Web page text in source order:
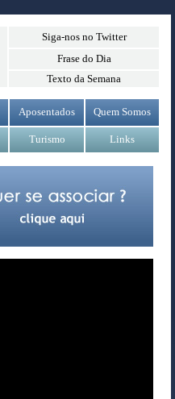
Siga-nos no Twitter
Frase do Dia
Texto da Semana
Aposentados Quem Somos
Turismo Links